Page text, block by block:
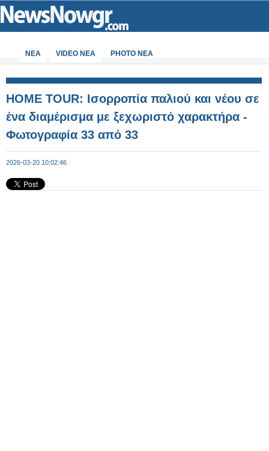
ΝΕΑ VIDEO NEA PHOTO NEA
HOME TOUR: Ισορροπία παλιού και νέου σε
ένα διαμέρισμα με ξεχωριστό χαρακτήρα -
Φωτογραφία 33 από 33
2026-03-20 10:02:46